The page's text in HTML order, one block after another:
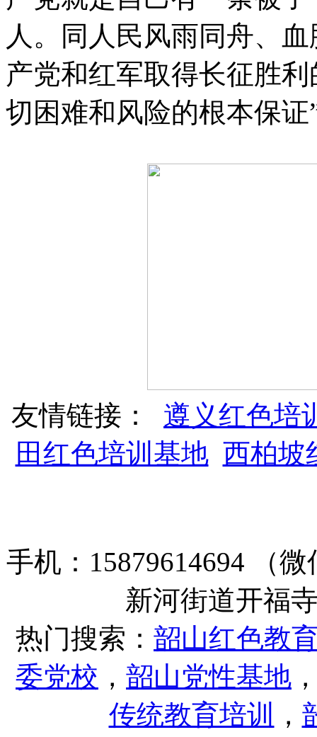
人。同人民风雨同舟、
产党和红军取得长征胜
切困难和风险的根本保证
友情链接： 遵义红色培
田红色培训基地 西柏坡
手机：15879614694 （
新河街道开福
热门搜索： 韶山红色教
委党校 ， 韶山党性基地
传统教育培训
，